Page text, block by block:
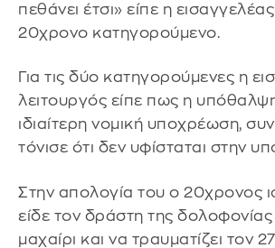
πεθάνει έτσι» είπε η
20χρονο κατηγορούμενο.
Για τις δύο κατηγορούμενες η
λειτουργός είπε πως η
ιδιαίτερη νομική υποχρέωση,
τόνισε ότι δεν υφίσταται στην
Στην απολογία του ο 20χρονος
είδε τον δράστη της δολοφονίας
μαχαίρι και να τραυματίζει τον